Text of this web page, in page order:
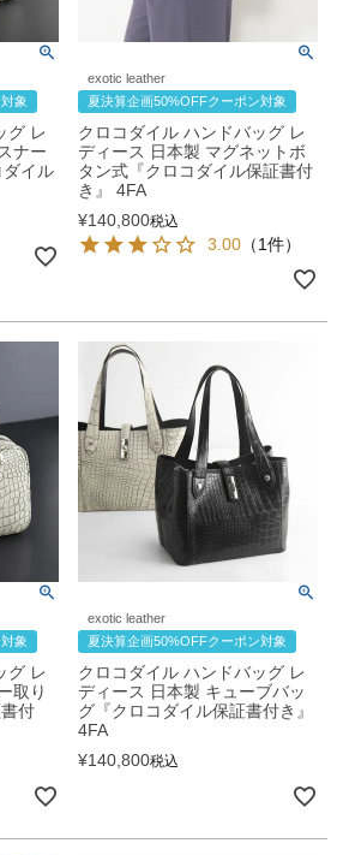
象
グ レ
ナー
イル
exotic leather
夏決算企画50%OFFクーポン対象
クロコダイル ハンドバッグ レ
ディース 日本製 マグネットボ
タン式『クロコダイル保証書付
き』 4FA
¥140,800税込
3.00 （1件）
象
グ レ
取り
付
exotic leather
夏決算企画50%OFFクーポン対象
クロコダイル ハンドバッグ レ
ディース 日本製 キューブバッ
グ『クロコダイル保証書付き』
4FA
¥140,800税込